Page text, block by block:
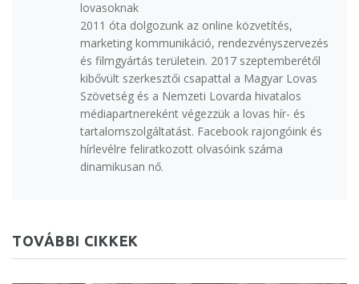
lovasoknak
2011 óta dolgozunk az online közvetítés,
marketing kommunikáció, rendezvényszervezés
és filmgyártás területein. 2017 szeptemberétől
kibővült szerkesztői csapattal a Magyar Lovas
Szövetség és a Nemzeti Lovarda hivatalos
médiapartnereként végezzük a lovas hír- és
tartalomszolgáltatást. Facebook rajongóink és
hírlevélre feliratkozott olvasóink száma
dinamikusan nő.
TOVÁBBI CIKKEK